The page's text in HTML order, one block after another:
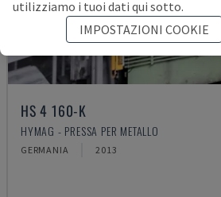
HS 4 160-K
HYMAG - PRESSA PER METALLO
GERMANIA 2013
utilizziamo i tuoi dati qui sotto.
IMPOSTAZIONI COOKIE